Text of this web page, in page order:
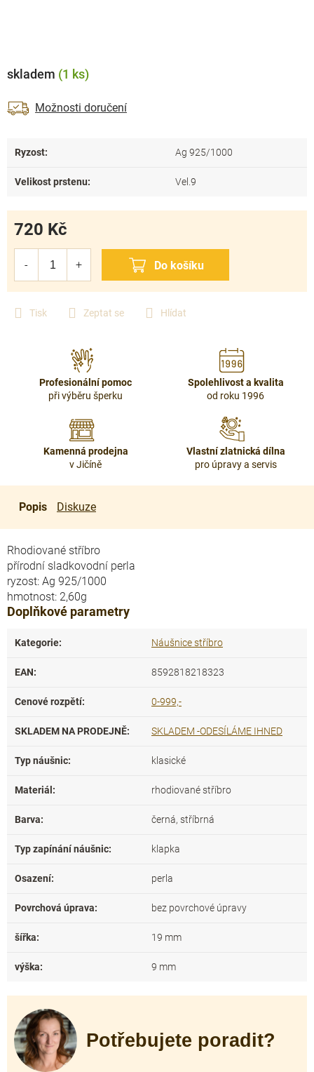
Tisk Zeptat se Hlídat
skladem (1 ks)
Možnosti doručení
720 Kč
Ryzost: Ag 925/1000
Velikost prstenu: Vel.9
Profesionální pomoc
při výběru šperku
Spolehlivost a kvalita
od roku 1996
Kamenná prodejna
v Jičíně
Vlastní zlatnická dílna
pro úpravy a servis
Popis Diskuze
Rhodiované stříbro
přírodní sladkovodní perla
ryzost: Ag 925/1000
hmotnost: 2,60g
Doplňkové parametry
Kategorie: Náušnice stříbro
EAN: 8592818218323
Cenové rozpětí: 0-999,-
SKLADEM NA PRODEJNĚ: SKLADEM -ODESÍLÁME IHNED
Typ náušnic: klasické
Materiál : rhodiované stříbro
Barva: černá, stříbrná
Typ zapínání náušnic: klapka
Osazení: perla
Povrchová úprava: bez povrchové úpravy
šířka: 19 mm
výška: 9 mm
Potřebujete poradit?